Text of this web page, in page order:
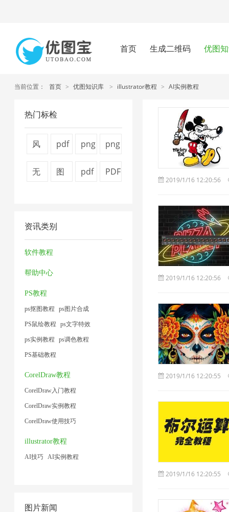
首页 生成二维码 优图
当前位置： 首页 > 优图知识库 > illustrator教程 > AI实例教程
热门标检
风
1
pdf
缩
1
png
1
png
1
无
缩
1
图
缩
pdf
PDF
资讯类别
软件教程
帮助中心
PS教程
ps抠图教程 ps图片合成
PS鼠绘教程 ps文字特效
ps实例教程 ps调色教程
PS基础教程
CorelDraw教程
CorelDraw入门教程
CorelDraw实例教程
CorelDraw使用技巧
illustrator教程
AI技巧 AI实例教程
图片新闻
2019/1/16 12:20:56
2019/1/16 12:20:56
2019/1/16 12:20:55
2019/1/16 12:20:55